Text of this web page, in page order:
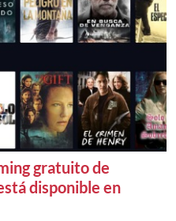
gratuito de
disponible en